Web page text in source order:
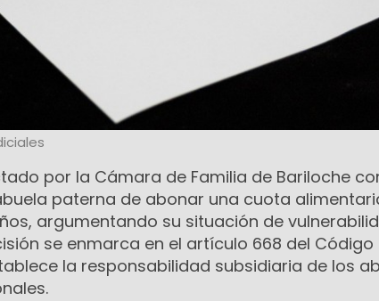
por la Cámara de Familia de Bariloche
paterna de abonar una cuota
argumentando su situación de
se enmarca en el artículo 668 del Código
la responsabilidad subsidiaria de los